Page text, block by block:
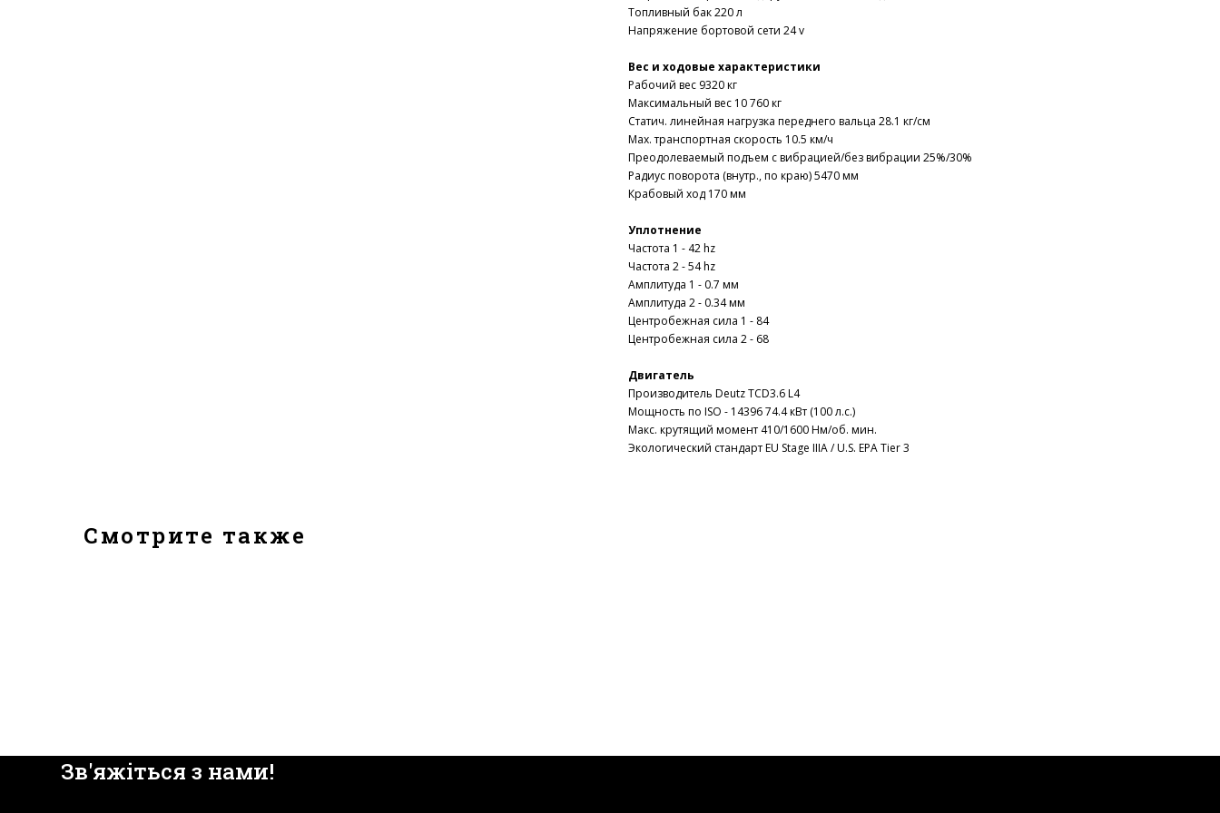
Топливный бак 220 л
Напряжение бортовой сети 24 v
Вес и ходовые характеристики
Рабочий вес 9320 кг
Максимальный вес 10 760 кг
Статич. линейная нагрузка переднего вальца 28.1 кг/см
Мax. транспортная скорость 10.5 км/ч
Преодолеваемый подъем с вибрацией/без вибрации 25%/30%
Радиус поворота (внутр., по краю) 5470 мм
Крабовый ход 170 мм
Уплотнение
Частота 1 - 42 hz
Частота 2 - 54 hz
Амплитуда 1 - 0.7 мм
Амплитуда 2 - 0.34 мм
Центробежная сила 1 - 84
Центробежная сила 2 - 68
Двигатель
Производитель Deutz TCD3.6 L4
Мощность по ISO - 14396 74.4 кВт (100 л.с.)
Макс. крутящий момент 410/1600 Нм/об. мин.
Экологический стандарт EU Stage IIIA / U.S. EPA Tier 3
Смотрите также
Зв'яжіться з нами!